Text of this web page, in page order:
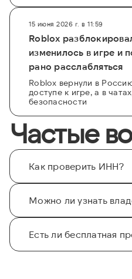
15 июня 2026 г. в 11:59
Roblox
изменилось в игре и
рано расслабляться
Roblox вернули в
доступе к игре, а в
безопасности
Частые
Как проверить ИНН?
Можно ли узнать
Есть ли бесплатная